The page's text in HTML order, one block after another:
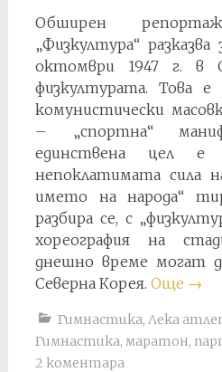
Обширен
„Физкултура“
октомври 1947 г. в
физкултурата. Това
комунистически
– „спортна“
единствена цел е
непоклатимата сила
името на народа“
разбира се, с
хореография на
днешно време могат
Северна Корея. Още →
Гимнастика, Лека
Гимнастика, маратон,
2 коментара